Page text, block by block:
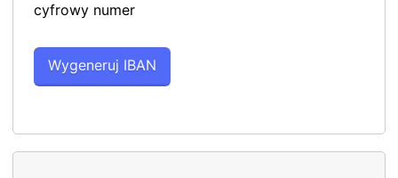
cyfrowy numer